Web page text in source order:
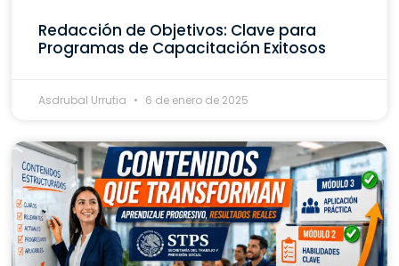
Redacción de Objetivos: Clave para
Programas de Capacitación Exitosos
Asdrubal Urrutia 6 de enero de 2025